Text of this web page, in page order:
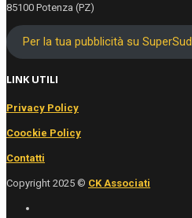
85100 Potenza (PZ)
Per la tua pubblicità su SuperSud
LINK UTILI
Privacy Policy
Coockie Policy
Contatti
Copyright 2025 © CK Associati